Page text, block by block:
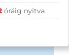
óráig nyitva